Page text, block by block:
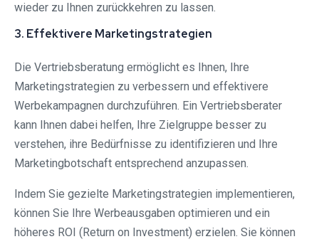
wieder zu Ihnen zurückkehren zu lassen.
3. Effektivere Marketingstrategien
Die Vertriebsberatung ermöglicht es Ihnen, Ihre
Marketingstrategien zu verbessern und effektivere
Werbekampagnen durchzuführen. Ein Vertriebsberater
kann Ihnen dabei helfen, Ihre Zielgruppe besser zu
verstehen, ihre Bedürfnisse zu identifizieren und Ihre
Marketingbotschaft entsprechend anzupassen.
Indem Sie gezielte Marketingstrategien implementieren,
können Sie Ihre Werbeausgaben optimieren und ein
höheres ROI (Return on Investment) erzielen. Sie können